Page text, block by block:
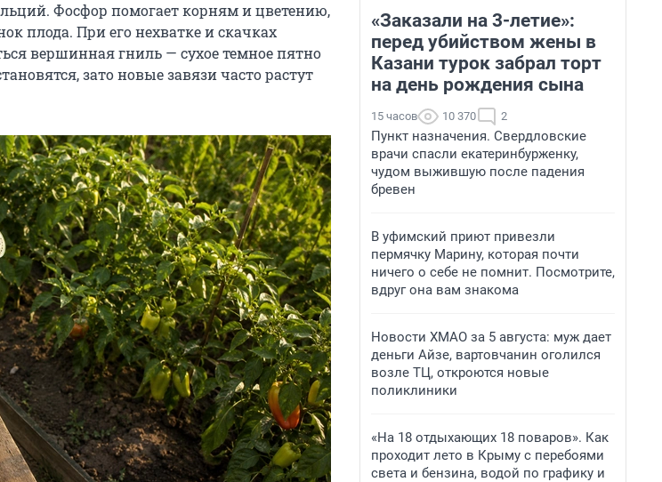
Фосфор помогает корням и цветению,
плода. При его нехватке и скачках
вершинная гниль — сухое темное пятно
зато новые завязи часто растут
«Заказали на 3-летие»:
перед убийством жены в
Казани турок забрал торт
на день рождения сына
15 часов 10 370 2
Пункт назначения. Свердловские
врачи спасли екатеринбурженку,
чудом выжившую после падения
бревен
В уфимский приют привезли
пермячку Марину, которая почти
ничего о себе не помнит. Посмотрите,
вдруг она вам знакома
Новости ХМАО за 5 августа: муж дает
деньги Айзе, вартовчанин оголился
возле ТЦ, откроются новые
поликлиники
«На 18 отдыхающих 18 поваров». Как
проходит лето в Крыму с перебоями
света и бензина, водой по графику и